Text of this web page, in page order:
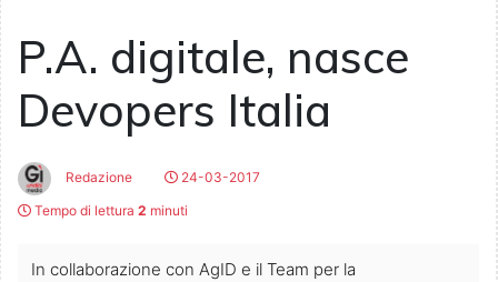
P.A. digitale, nasce
Devopers Italia
Redazione
24-03-2017
Tempo di lettura 2 minuti
In collaborazione con AgID e il Team per la